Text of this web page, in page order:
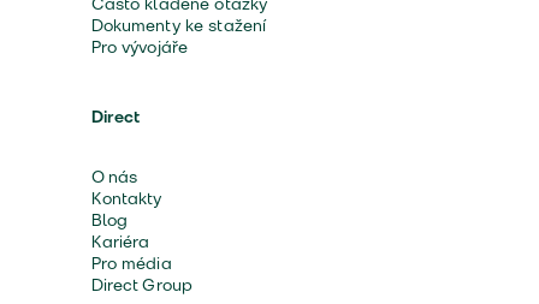
Dokumenty ke stažení
Pro vývojáře
Direct
O nás
Kontakty
Blog
Kariéra
Pro média
Direct Group